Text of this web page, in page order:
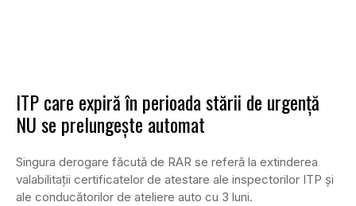
ITP care expiră în perioada stării de urgență
NU se prelungește automat
Singura derogare făcută de RAR se referă la extinderea
valabilitații certificatelor de atestare ale inspectorilor ITP și
ale conducătorilor de ateliere auto cu 3 luni.